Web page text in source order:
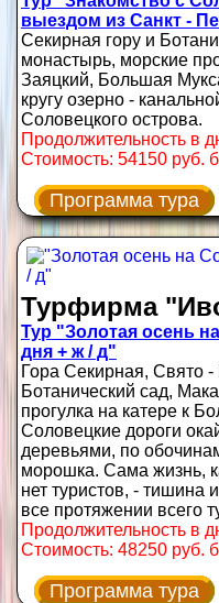
выездом из Санкт -
Секирная гору и
монастырь, морские
Заяцкий, Большая
кругу озерно -
Соловецкого острова.
Продолжительность в
Стоимость: 54150 руб.
Программа тура
Турфирма
Тур "Золотая осень
дня + ж / д"
Гора Секирная, Свято -
Ботанический сад,
прогулка на катере к
Соловецкие дороги
деревьями, по
морошка. Сама жизнь,
нет туристов, - тишина
все протяжении всего
Продолжительность в
Стоимость: 48250 руб.
Программа тура